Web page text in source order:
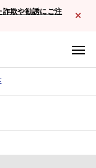
詐欺や勧誘にご注